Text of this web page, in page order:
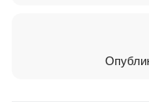
стадии дольше 1 дня,
На стадии «Связь
приходит уведомление